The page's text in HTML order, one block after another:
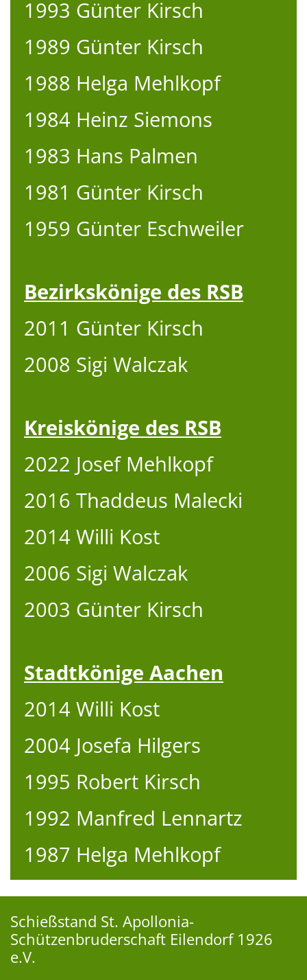
1993 Günter Kirsch
1989 Günter Kirsch
1988 Helga Mehlkopf
1984 Heinz Siemons
1983 Hans Palmen
1981 Günter Kirsch
1959 Günter Eschweiler
Bezirkskönige des RSB
2011 Günter Kirsch
2008 Sigi Walczak
Kreiskönige des RSB
2022 Josef Mehlkopf
2016 Thaddeus Malecki
2014 Willi Kost
2006 Sigi Walczak
2003 Günter Kirsch
Stadtkönige Aachen
2014 Willi Kost
2004 Josefa Hilgers
1995 Robert Kirsch
1992 Manfred Lennartz
1987 Helga Mehlkopf
Schießstand St. Apollonia-
Schützenbruderschaft Eilendorf 1926
e.V.